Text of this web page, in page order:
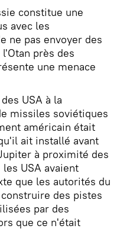
constitue une
avec les
ne pas envoyer des
près des
une menace
USA à la
missiles soviétiques
américain était
ait installé avant
à proximité des
USA avaient
que les autorités du
des pistes
par des
que ce n'était